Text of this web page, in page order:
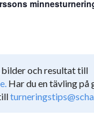
och resultat till
Har du en tävling på